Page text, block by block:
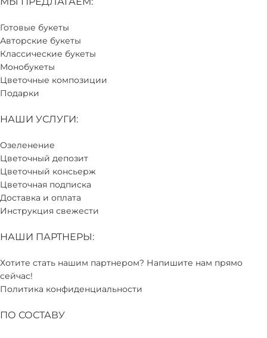
Готовые букеты
Авторские букеты
Классические букеты
Монобукеты
Цветочные композиции
Подарки
НАШИ УСЛУГИ:
Озеленение
Цветочный депозит
Цветочный консьерж
Цветочная подписка
Доставка и оплата
Инструкция свежести
НАШИ ПАРТНЕРЫ:
Хотите стать нашим партнером? Напишите нам прямо
сейчас!
Политика конфиденциальности
ПО СОСТАВУ